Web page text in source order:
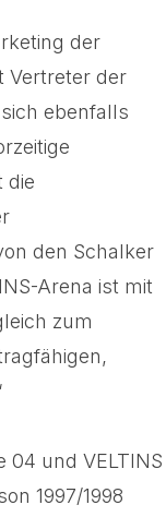
der
Vertreter der
ebenfalls
die
den Schalker
Arena ist mit
zum
04 und VELTINS
1997/1998